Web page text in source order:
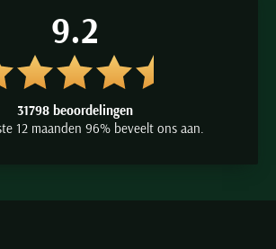
9.2
31798 beoordelingen
12 maanden 96% beveelt ons aan.